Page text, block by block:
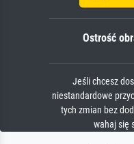
Ostrość
Jeśli chcesz
niestandardowe
tych zmian bez
wahaj się